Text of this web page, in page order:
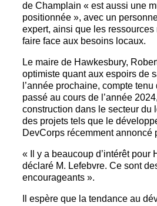
de Champlain « est aussi une
positionnée », avec un
expert, ainsi que les
faire face aux besoins locaux.
Le maire de Hawkesbury,
optimiste quant aux espoirs de
l’année prochaine, compte tenu
passé au cours de l’année
construction dans le secteur du
des projets tels que le
DevCorps récemment annoncé
« Il y a beaucoup d’intérêt pour
déclaré M. Lefebvre. Ce sont
encourageants ».
Il espère que la tendance au